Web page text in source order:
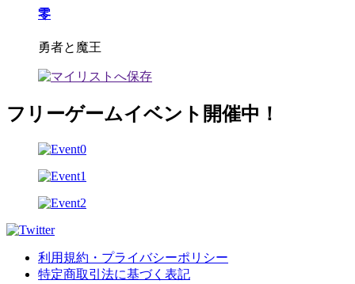
零
勇者と魔王
フリーゲームイベント開催中！
利用規約・プライバシーポリシー
特定商取引法に基づく表記